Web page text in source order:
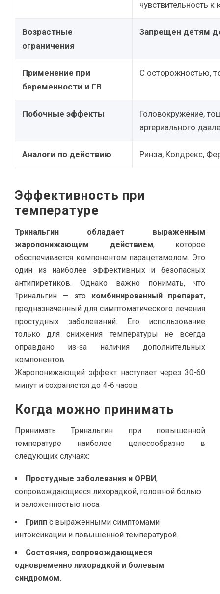
чувствительность
Возрастные
ограничения
Запрещен детям
Применение при
беременности и ГВ
С осторожностью,
Побочные эффекты
Головокружение,
артериального
Аналоги по действию Ринза, Колдрекс,
Эффективность при
температуре
Тринальгин обладает выраженным
жаропонижающим действием, которое
обеспечивается компонентом парацетамолом. Это
один из наиболее эффективных и безопасных
антипиретиков. Однако важно понимать, что
Тринальгин — это комбинированный препарат,
предназначенный для симптоматического лечения
простудных заболеваний. Его использование
только для снижения температуры не всегда
оправдано из-за наличия дополнительных
компонентов.
Жаропонижающий эффект наступает через 30-60
минут и сохраняется до 4-6 часов.
Когда можно принимать
Принимать Тринальгин при повышенной
температуре наиболее целесообразно в
следующих случаях:
Простудные заболевания и ОРВИ,
сопровождающиеся лихорадкой, головной болью
и заложенностью носа.
Грипп с выраженными симптомами
интоксикации и повышенной температурой.
Состояния, сопровождающиеся
одновременно лихорадкой и болевым
синдромом.